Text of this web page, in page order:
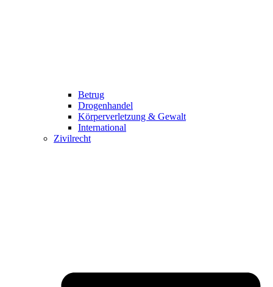
Betrug
Drogenhandel
Körperverletzung & Gewalt
International
Zivilrecht